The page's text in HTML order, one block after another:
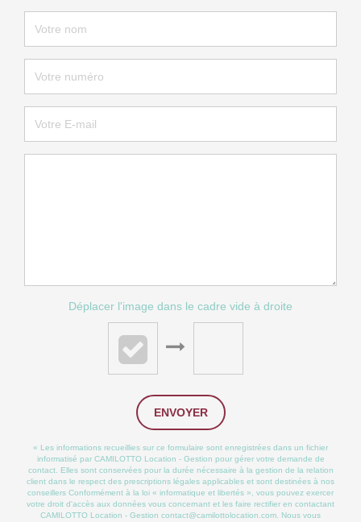
Déplacer l'image dans le cadre vide à droite
ENVOYER
« Les informations recueillies sur ce formulaire sont enregistrées dans un fichier
informatisé par CAMILOTTO Location - Gestion pour gérer votre demande de
contact. Elles sont conservées pour la durée nécessaire à la gestion de la relation
client dans le respect des prescriptions légales applicables et sont destinées à nos
conseillers Conformément à la loi « informatique et libertés », vous pouvez exercer
votre droit d'accès aux données vous concernant et les faire rectifier en contactant
CAMILOTTO Location - Gestion contact@camilottolocation.com. Nous vous